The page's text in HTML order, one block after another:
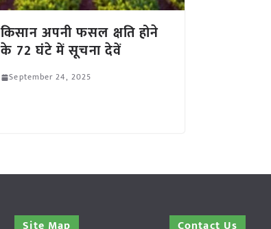
किसान अपनी फसल क्षति होने
के 72 घंटे में सूचना देवें
September 24, 2025